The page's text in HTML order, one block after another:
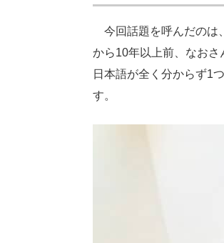
今回話題を呼んだのは
から10年以上前、なお
日本語が全く分からず1
す。